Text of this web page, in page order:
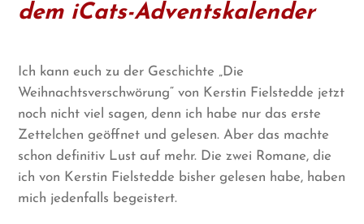
dem iCats-Adventskalender
Ich kann euch zu der Geschichte „Die
Weihnachtsverschwörung“ von Kerstin Fielstedde jetzt
noch nicht viel sagen, denn ich habe nur das erste
Zettelchen geöffnet und gelesen. Aber das machte
schon definitiv Lust auf mehr. Die zwei Romane, die
ich von Kerstin Fielstedde bisher gelesen habe, haben
mich jedenfalls begeistert.